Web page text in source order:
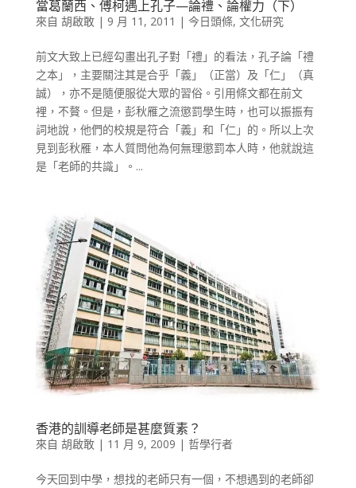
當葛蘭西、傅柯遇上孔子—論禮、論權力（下）
來自 胡啟敢| 9 月 11, 2011 | 今日頭條, 文化研究
前文大致上已經勾畫出孔子對「禮」的看法，孔子論「禮
之本」，主要關注其是合乎「義」（正當）及「仁」（真
誠），亦不是隨便服從大眾的習俗。引用條文都在前文
裡，不贅。但是，彭秋雁之流懲罰學生時，也可以振振有
詞地說，他們的校規是符合「義」和「仁」的。所以上次
見到彭秋雁，本人質問他為何無理懲罰本人時，他就說這
是「老師的共識」。...
香港的訓導老師是甚麼質素？
來自 胡啟敢| 11 月 9, 2009 | 哲學行者
今天回到中學，想找的老師只有一個，不想遇到的老師卻